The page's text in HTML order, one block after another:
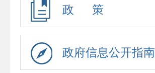
政 策
政府信息公开指南